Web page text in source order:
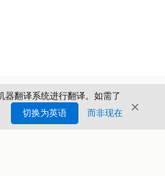
器翻译系统进行翻译。如需了
切换为英语 而非现在 关闭